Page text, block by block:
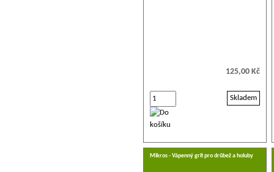
125,00 Kč
Skladem
Mikros - Vápenný grit pro drůbež a holuby